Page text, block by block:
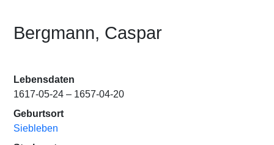
Bergmann, Caspar
Lebensdaten
1617-05-24 – 1657-04-20
Geburtsort
Siebleben